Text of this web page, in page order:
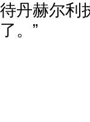
待丹赫尔利
了。”